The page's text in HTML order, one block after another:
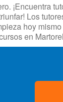
¡Encuentra
Los
hoy
en